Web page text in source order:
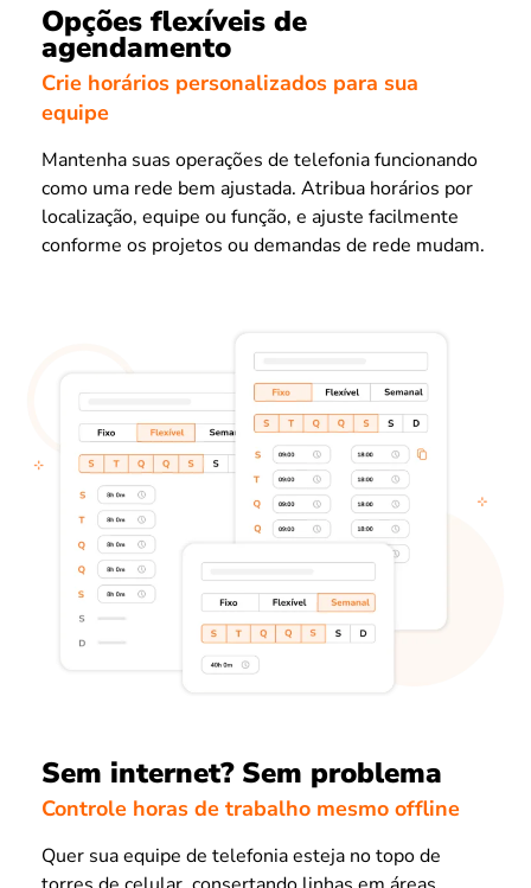
Opções flexíveis de
agendamento
Crie horários personalizados para sua
equipe
Mantenha suas operações de telefonia funcionando
como uma rede bem ajustada. Atribua horários por
localização, equipe ou função, e ajuste facilmente
conforme os projetos ou demandas de rede mudam.
Sem internet? Sem problema
Controle horas de trabalho mesmo offline
Quer sua equipe de telefonia esteja no topo de